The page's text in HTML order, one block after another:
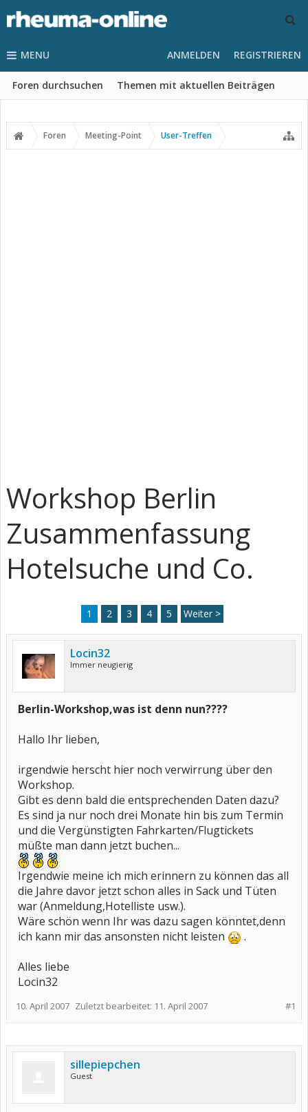
MENU
Foren durchsuchen Themen mit aktuellen Beiträgen
ANMELDEN REGISTRIEREN
Foren Meeting-Point User-Treffen
Workshop Berlin
Zusammenfassung
Hotelsuche und Co.
1 2 3 4 5 Weiter >
Locin32
Immer neugierig
Berlin-Workshop,was ist denn nun????
Hallo Ihr lieben,
irgendwie herscht hier noch verwirrung über den
Workshop.
Gibt es denn bald die entsprechenden Daten dazu?
Es sind ja nur noch drei Monate hin bis zum Termin
und die Vergünstigten Fahrkarten/Flugtickets
müßte man dann jetzt buchen...
Irgendwie meine ich mich erinnern zu können das all
die Jahre davor jetzt schon alles in Sack und Tüten
war (Anmeldung,Hotelliste usw.).
Wäre schön wenn Ihr was dazu sagen könntet,denn
ich kann mir das ansonsten nicht leisten
.
Alles liebe
Locin32
#1
10. April 2007 Zuletzt bearbeitet: 11. April 2007
sillepiepchen
Guest